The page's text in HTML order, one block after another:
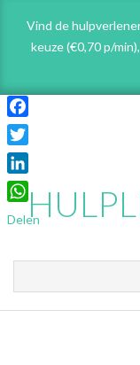
content
Vind de
keuze (€0,70 p/
Navigation
Menu
Facebook
Twitter
LinkedIn
WhatsApp
Delen